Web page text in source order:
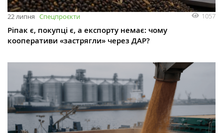
22 липня Спецпроєкти 1057
Ріпак є, покупці є, а експорту немає: чому
кооперативи «застрягли» через ДАР?